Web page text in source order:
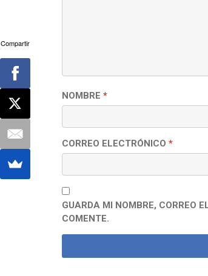
NOMBRE *
CORREO ELECTRÓNICO *
GUARDA MI NOMBRE, CORREO
COMENTE.
Compartir